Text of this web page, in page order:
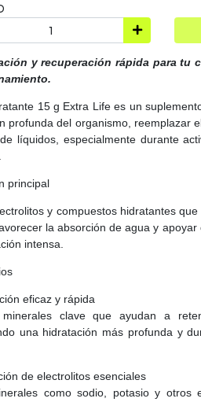
y recuperación rápida para tu
15 g Extra Life es un
profunda del organismo, reemplazar
líquidos, especialmente durante
principal
y compuestos hidratantes
la absorción de agua y
intensa.
eficaz y rápida
minerales clave que ayudan a
una hidratación más profunda y
de electrolitos esenciales
como sodio, potasio y otros